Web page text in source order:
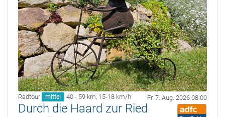
Radtour mittel 40 - 59 km, 15-18 km/h Fr. 7. Aug. 2026 08:00
Durch die Haard zur Ried